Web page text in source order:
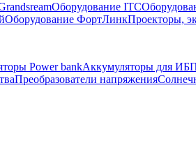
Оборудование ITC
Оборудование ФортЛинкПроекторы,
Power bankАккумуляторы для
Преобразователи напряжения